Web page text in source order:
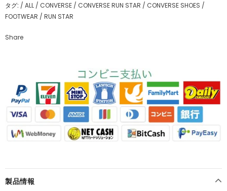
タグ: / ALL / CONVERSE / CONVERSE RUN STAR / CONVERSE SHOES /
FOOTWEAR / RUN STAR
Share
製品情報